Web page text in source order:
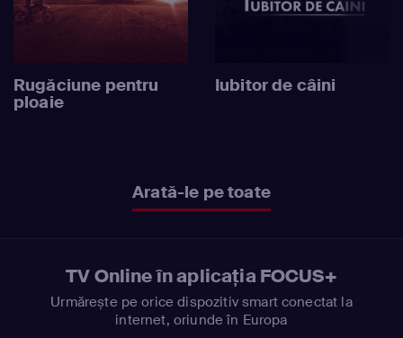
Rugăciune pentru
ploaie
Iubitor de câini
Arată-le pe toate
TV Online în aplicația FOCUS+
Urmărește pe orice dispozitiv smart conectat la
internet, oriunde în Europa